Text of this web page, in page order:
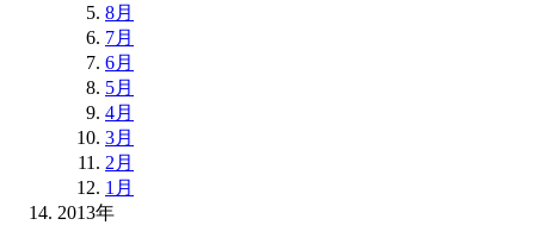
8月
7月
6月
5月
4月
3月
2月
1月
2013年